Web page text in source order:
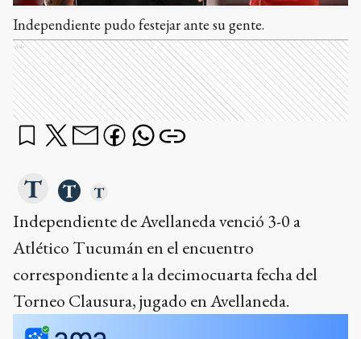
Independiente pudo festejar ante su gente.
Ads
Independiente de Avellaneda venció 3-0 a
Atlético Tucumán en el encuentro
correspondiente a la decimocuarta fecha del
Torneo Clausura, jugado en Avellaneda.